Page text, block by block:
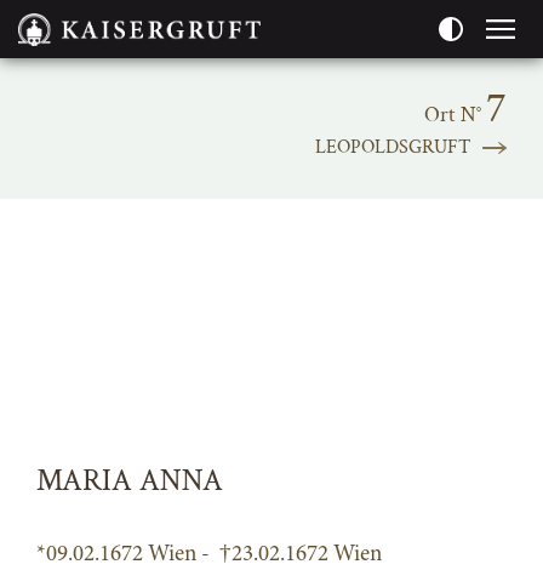
Seitenbereiche:
Ort N° 7
LEOPOLDSGRUFT
MARIA ANNA
*09.02.1672 Wien - †23.02.1672 Wien